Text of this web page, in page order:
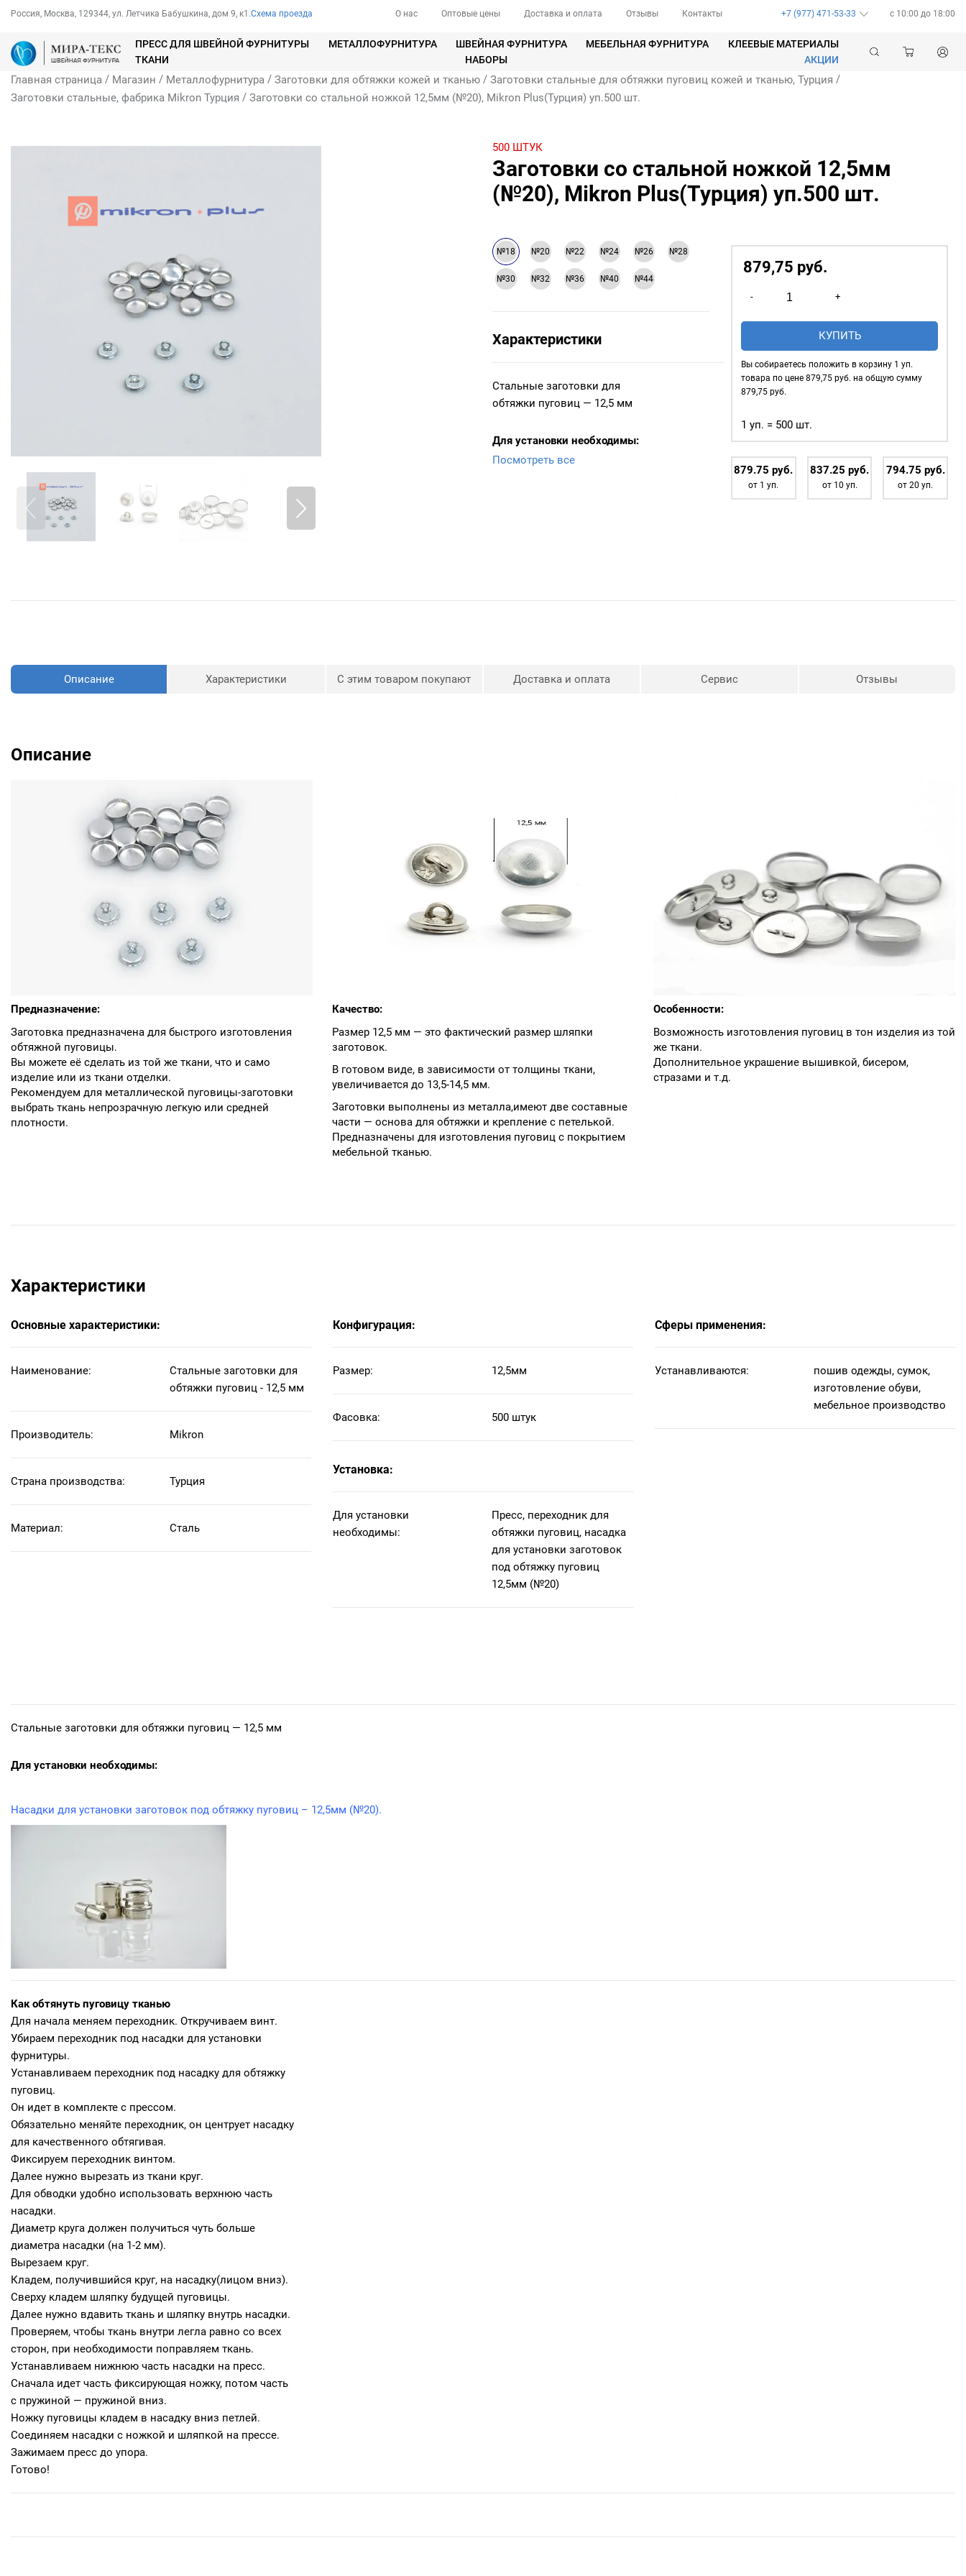
Россия, Москва, 129344, ул. Летчика Бабушкина, дом 9, к1.Схема проезда О нас Оптовые цены Доставка и оплата Отзывы Контакты +7 (977) 471-53-33 c 10:00 до 18:00
ПРЕСС ДЛЯ ШВЕЙНОЙ ФУРНИТУРЫ МЕТАЛЛОФУРНИТУРА ШВЕЙНАЯ ФУРНИТУРА МЕБЕЛЬНАЯ ФУРНИТУРА
КЛЕЕВЫЕ МАТЕРИАЛЫ
ТКАНИ
НАБОРЫ АКЦИИ
Главная страница / Магазин / Металлофурнитура / Заготовки для обтяжки кожей и тканью / Заготовки стальные для обтяжки пуговиц кожей и тканью, Турция /
Заготовки стальные, фабрика Mikron Турция / Заготовки со стальной ножкой 12,5мм (№20), Mikron Plus(Турция) уп.500 шт.
500 ШТУК
Заготовки со стальной ножкой 12,5мм
(№20), Mikron Plus(Турция) уп.500 шт.
№18 №20 №22 №24 №26 №28
№30 №32 №36 №40 №44
Характеристики
Стальные заготовки для
обтяжки пуговиц — 12,5 мм
Для установки необходимы:
фурнитуры.
под насадку для обтяжку
пуговиц.
Он идет в комплекте с
прессом.
Обязательно меняйте
переходник, он центрует
ткани круг.
использовать верхнюю
Диаметр круга должен
получиться чуть больше
диаметра насадки (на 1-2
поправляем ткань.
Сначала идет часть
Соединяем насадки с
ножкой и шляпкой на
прессе.
Зажимаем пресс до упора.
Готово!
Посмотреть все
879,75 руб.
-
товара
Заготовки
ножкой
12,5мм
Mikron
Plus(Турция)
уп.500
шт.
+
КУПИТЬ
Вы собираетесь положить в корзину 1 уп.
товара по цене879,75 руб. на общую сумму
879,75 руб.
1 уп. = 500 шт.
879.75руб.
от 1 уп.
837.25руб.
от 10 уп.
794.75 руб.
от 20 уп.
Описание Характеристики С этим товаром покупают Доставка и оплата Сервис Отзывы
Описание
Предназначение:
Заготовка предназначена для быстрого изготовления
обтяжной пуговицы.
Вы можете её сделать из той же ткани, что и само
изделие или из ткани отделки.
Рекомендуем для металлической пуговицы-заготовки
выбрать ткань непрозрачную легкую или средней
плотности.
Качество:
Размер 12,5 мм — это фактический размер шляпки
заготовок.
В готовом виде, в зависимости от толщины ткани,
увеличивается до 13,5-14,5 мм.
Заготовки выполнены из металла,имеют две составные
части — основа для обтяжки и крепление с петелькой.
Предназначены для изготовления пуговиц с покрытием
мебельной тканью.
Особенности:
Возможность изготовления пуговиц в тон изделия из той
же ткани.
Дополнительное украшение вышивкой, бисером,
стразами и т.д.
Характеристики
Основные характеристики:
Наименование:
Стальные заготовки для
обтяжки пуговиц - 12,5 мм
Производитель: Mikron
Страна производства: Турция
Материал: Сталь
Конфигурация:
Размер: 12,5мм
Фасовка: 500 штук
Установка:
Для установки
необходимы:
Пресс, переходник для
обтяжки пуговиц, насадка
для установки заготовок
под обтяжку пуговиц
12,5мм (№20)
Сферы применения:
Устанавливаются:
пошив одежды, сумок,
изготовление обуви,
мебельное производство
Стальные заготовки для обтяжки пуговиц — 12,5 мм
Для установки необходимы:
Насадки для установки заготовок под обтяжку пуговиц – 12,5мм (№20).
Как обтянуть пуговицу тканью
Для начала меняем переходник. Откручиваем винт.
Убираем переходник под насадки для установки
фурнитуры.
Устанавливаем переходник под насадку для обтяжку
пуговиц.
Он идет в комплекте с прессом.
Обязательно меняйте переходник, он центрует насадку
для качественного обтягивая.
Фиксируем переходник винтом.
Далее нужно вырезать из ткани круг.
Для обводки удобно использовать верхнюю часть
насадки.
Диаметр круга должен получиться чуть больше
диаметра насадки (на 1-2 мм).
Вырезаем круг.
Кладем, получившийся круг, на насадку(лицом вниз).
Сверху кладем шляпку будущей пуговицы.
Далее нужно вдавить ткань и шляпку внутрь насадки.
Проверяем, чтобы ткань внутри легла равно со всех
сторон, при необходимости поправляем ткань.
Устанавливаем нижнюю часть насадки на пресс.
Сначала идет часть фиксирующая ножку, потом часть
с пружиной — пружиной вниз.
Ножку пуговицы кладем в насадку вниз петлей.
Соединяем насадки с ножкой и шляпкой на прессе.
Зажимаем пресс до упора.
Готово!